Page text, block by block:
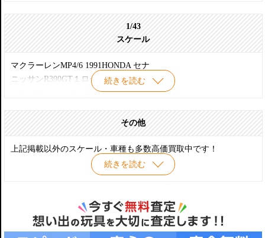
ザナヴィニスモGT-R R34 #23
1/43
スケール
続きを読む
マクラーレンMP4/6 1991HONDA セナ
ニッサンR390GT１ロードカー
カルソニック・スカイラインGT-R
ユニシアジェックススカイライン JGTC1996
その他
続きを読む
上記掲載以外のスケール・車種も多数高価買取中です！